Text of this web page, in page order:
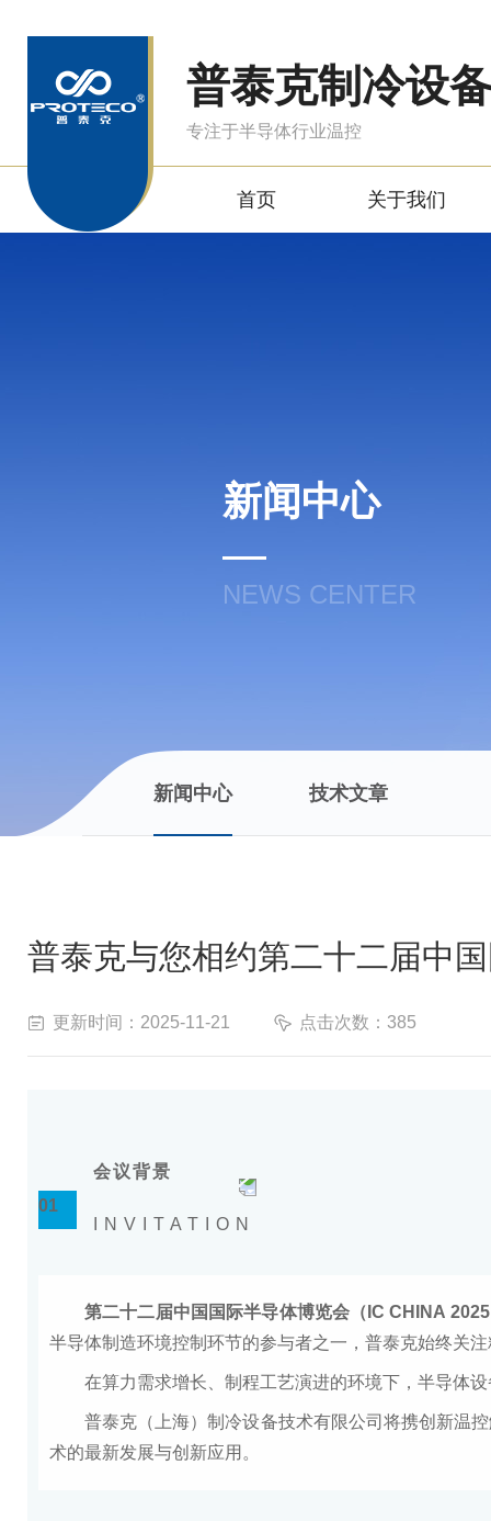
普泰克制冷设
专注于半导体行业温控
首页 关于我们
新闻中心
NEWS CENTER
新闻中心 技术文章
普泰克与您相约第二十二届中
更新时间：2025-11-21 点击次数：385
01
会议背景
INVITATION
第二十二届中国国际半导体博览会（IC CHINA
半导体制造环境控制环节的参与者之一，普泰克始终关
在算力需求增长、制程工艺演进的环境下，半导体
普泰克（上海）制冷设备技术有限公司将携创新温
术的最新发展与创新应用。